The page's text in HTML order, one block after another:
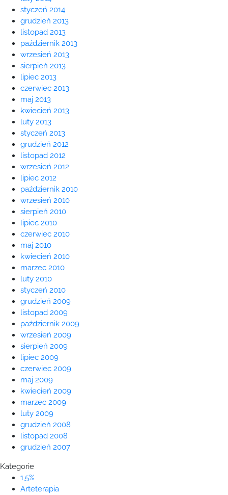
styczeń 2014
grudzień 2013
listopad 2013
październik 2013
wrzesień 2013
sierpień 2013
lipiec 2013
czerwiec 2013
maj 2013
kwiecień 2013
luty 2013
styczeń 2013
grudzień 2012
listopad 2012
wrzesień 2012
lipiec 2012
październik 2010
wrzesień 2010
sierpień 2010
lipiec 2010
czerwiec 2010
maj 2010
kwiecień 2010
marzec 2010
luty 2010
styczeń 2010
grudzień 2009
listopad 2009
październik 2009
wrzesień 2009
sierpień 2009
lipiec 2009
czerwiec 2009
maj 2009
kwiecień 2009
marzec 2009
luty 2009
grudzień 2008
listopad 2008
grudzień 2007
Kategorie
1,5%
Arteterapia